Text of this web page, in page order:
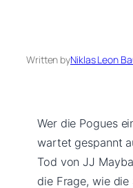
Written byNiklas Leon
Wer die Pogues
wartet gespannt
Tod von JJ
die Frage, wie